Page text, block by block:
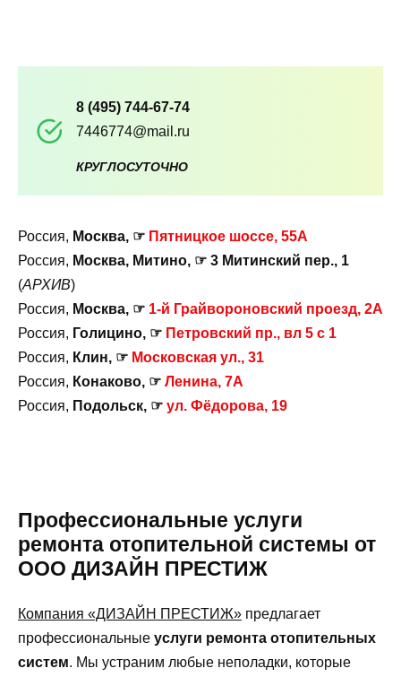
8 (495) 744-67-74
7446774@mail.ru
КРУГЛОСУТОЧНО
Россия, Москва, ☞ Пятницкое шоссе, 55А
Россия, Москва, Митино, ☞ 3 Митинский пер., 1
(АРХИВ)
Россия, Москва, ☞ 1-й Грайвороновский проезд, 2А
Россия, Голицино, ☞ Петровский пр., вл 5 с 1
Россия, Клин, ☞ Московская ул., 31
Россия, Конаково, ☞ Ленина, 7А
Россия, Подольск, ☞ ул. Фёдорова, 19
Профессиональные услуги
ремонта отопительной системы от
ООО ДИЗАЙН ПРЕСТИЖ
Компания «ДИЗАЙН ПРЕСТИЖ» предлагает
профессиональные услуги ремонта отопительных
систем. Мы устраним любые неполадки, которые